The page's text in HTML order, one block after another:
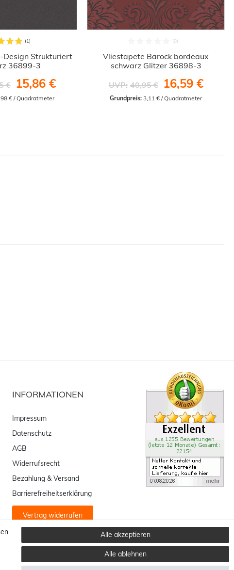
Design Strukturiert
36899-3
€ 15,86 €
€ / Quadratmeter
Vliestapete Barock bordeaux
schwarz Glitzer 36898-3
UVP: 40,95 € 16,59 €
Grundpreis: 3,11 € / Quadratmeter
INFORMATIONEN
Impressum
Datenschutz
AGB
Widerrufsrecht
Bezahlung & Versand
Barrierefreiheitserklärung
Vertrag widerrufen
Alle akzeptieren
Alle ablehnen